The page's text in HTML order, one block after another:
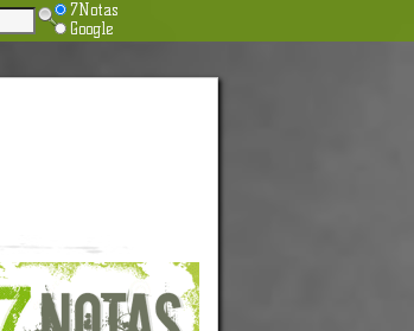
7Notas
Google